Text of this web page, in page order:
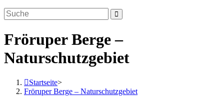
Fröruper Berge –
Naturschutzgebiet
Startseite>
Fröruper Berge – Naturschutzgebiet